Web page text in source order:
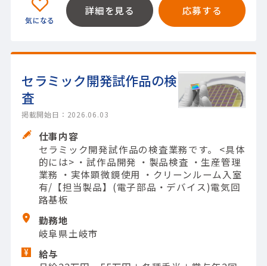
詳細を見る 応募する
セラミック開発試作品の検
査
掲載開始日：2026.06.03
仕事内容
セラミック開発試作品の検査業務です。 <具体
的には> ・試作品開発 ・製品検査 ・生産管理
業務 ・実体顕微鏡使用 ・クリーンルーム入室
有/【担当製品】(電子部品・デバイス)電気回
路基板
勤務地
岐阜県土岐市
給与